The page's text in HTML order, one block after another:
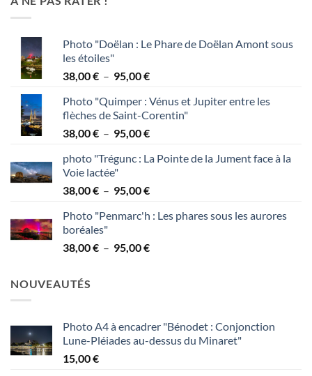
Photo "Doëlan : Le Phare de Doëlan Amont sous
les étoiles"
38,00€ – 95,00€Plage
prix :
38,00 €
à
Photo "Quimper : Vénus et Jupiter entre les
flèches de Saint-Corentin"
38,00€ – 95,00€Plage
prix :
à
photo "Trégunc : La Pointe de la Jument face à la
Voie lactée"
38,00€ – 95,00€Plage
prix :
à
Photo "Penmarc'h : Les phares sous les aurores
boréales"
38,00€ – 95,00€Plage
NOUVEAUTÉS
Photo A4 à encadrer "Bénodet : Conjonction
Lune-Pléiades au-dessus du Minaret"
15,00€